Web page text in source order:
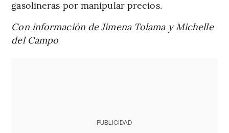
gasolineras por manipular precios.
Con información de Jimena Tolama y Michelle
del Campo
PUBLICIDAD